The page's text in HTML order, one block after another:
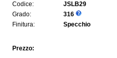
Codice:
JSLB29
Grado:
316
Finitura:
Specchio
Prezzo: